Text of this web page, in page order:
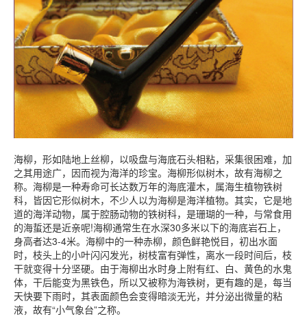
海柳，形如陆地上丝柳，以吸盘与海底石头相粘，采集很困难，加
之其用途广，因而视为海洋的珍宝。海柳形似树木，故有海柳之
称。海柳是一种寿命可长达数万年的海底灌木，属海生植物铁树
科，皆因它形似树木，不少人以为海柳是海洋植物。其实，它是地
道的海洋动物，属于腔肠动物的铁树科，是珊瑚的一种，与常食用
的海蜇还是近亲呢!海柳通常生在水深30多米以下的海底岩石上，
身高者达3-4米。海柳中的一种赤柳，颜色鲜艳悦目，初出水面
时，枝头上的小叶闪闪发光，树枝富有弹性，离水一段时间后，枝
干就变得十分坚硬。由于海柳出水时身上附有红、白、黄色的水鬼
体，干后能变为黑铁色，所以又被称为海铁树，更有趣的是，每当
天快要下雨时，其表面颜色会变得暗淡无光，并分泌出微量的粘
液，故有“小气象台”之称。